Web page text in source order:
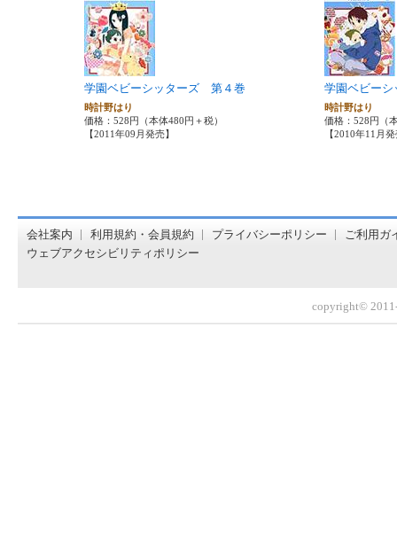
学園ベビーシッターズ 第４巻
時計野はり
価格：528円（本体480円＋税）
【2011年09月発売】
学園ベビー
時計野はり
価格：528円（
【2010年11月
会社案内 利用規約・会員規約 プライバシーポリシー
ご利用ガ
ウェブアクセシビリティポリシー
copyright©